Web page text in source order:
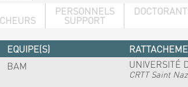
PERSONNELS
SUPPORT
EQUIPE(S)
BAM UNIVERSITÉ
CRTT Saint